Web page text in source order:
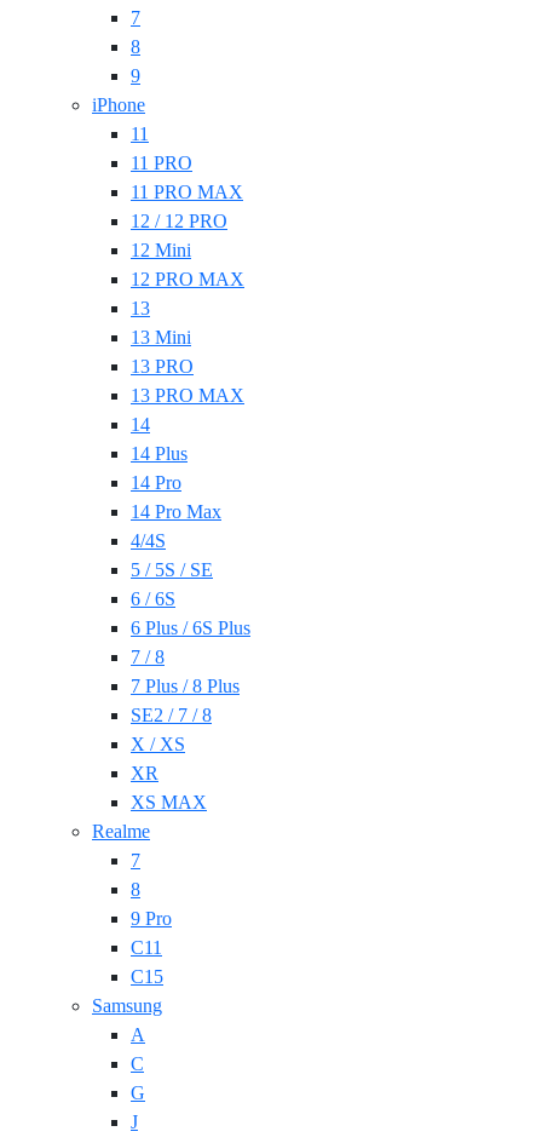
7
8
9
iPhone
11
11 PRO
11 PRO MAX
12 / 12 PRO
12 Mini
12 PRO MAX
13
13 Mini
13 PRO
13 PRO MAX
14
14 Plus
14 Pro
14 Pro Max
4/4S
5 / 5S / SE
6 / 6S
6 Plus / 6S Plus
7 / 8
7 Plus / 8 Plus
SE2 / 7 / 8
X / XS
XR
XS MAX
Realme
7
8
9 Pro
C11
C15
Samsung
A
C
G
J